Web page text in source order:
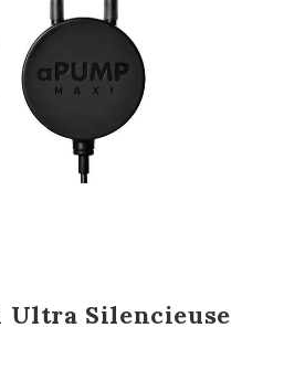
Ultra Silencieuse